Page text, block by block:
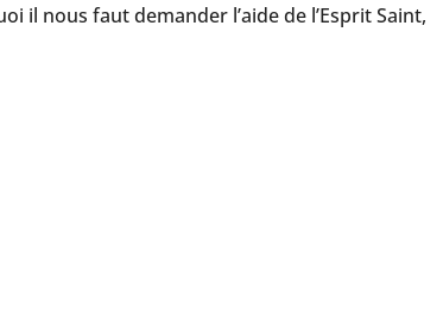
il nous faut demander l’aide de l’Esprit Saint,